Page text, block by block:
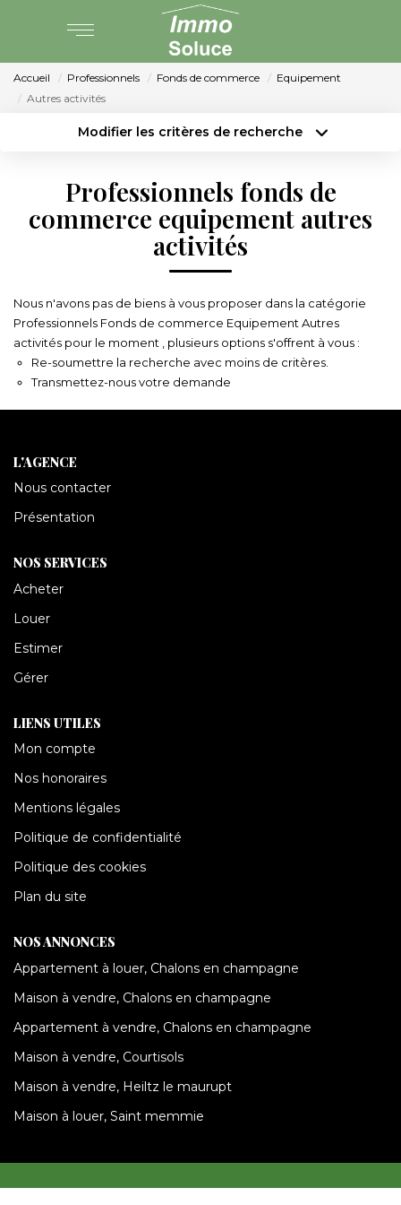
PARTENARIAT
VENTE
LOCATION
GESTION LOCATIVE
ESTIMATION
CONTACT
Accueil Professionnels Fonds de commerce
Equipement
Autres activités
Modifier les critères de recherche
Sélectionnez...
Type de bien
Surface min
Professionnels fonds de
commerce equipement autres
activités
Nous n'avons pas de biens à vous proposer dans la catégorie
Professionnels Fonds de commerce Equipement Autres
activités pour le moment , plusieurs options s'offrent à vous :
Re-soumettre la recherche avec moins de critères.
Transmettez-nous votre demande
L'AGENCE
Nous contacter
Présentation
NOS SERVICES
Acheter
Louer
Estimer
Gérer
LIENS UTILES
Mon compte
Nos honoraires
Mentions légales
Politique de confidentialité
Politique des cookies
Plan du site
NOS ANNONCES
Appartement à louer, Chalons en champagne
Maison à vendre, Chalons en champagne
Appartement à vendre, Chalons en champagne
Maison à vendre, Courtisols
Maison à vendre, Heiltz le maurupt
Maison à louer, Saint memmie